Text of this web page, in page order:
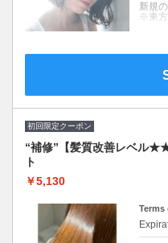
新規
※東
※シャ
で余
※東方
初回限定クーポン
“補修”【髪質改善レベル
ト
￥5,130
Terms